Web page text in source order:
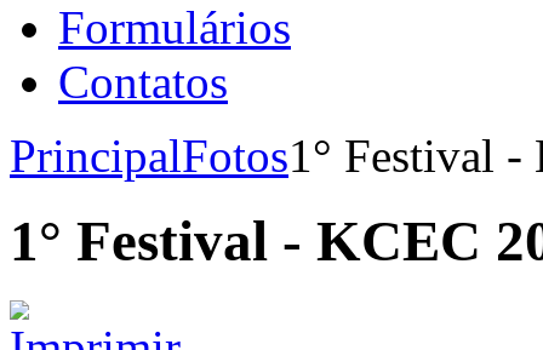
Formulários
Contatos
PrincipalFotos1° Festival
1° Festival - KCEC